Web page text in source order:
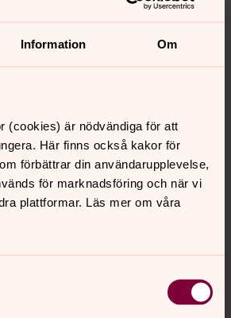
Information Om
(cookies) är nödvändiga för att
Här finns också kakor för
förbättrar din användarupplevelse,
för marknadsföring och när vi
plattformar. Läs mer om våra
2025!
någon som du tror skulle vara
sig våren 2025? Hör av
2024